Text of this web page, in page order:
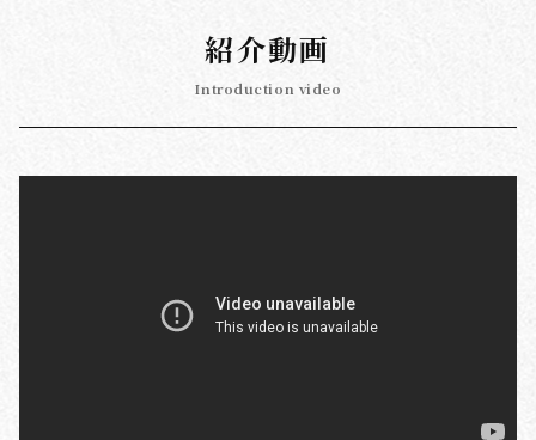
紹介動画
Introduction video